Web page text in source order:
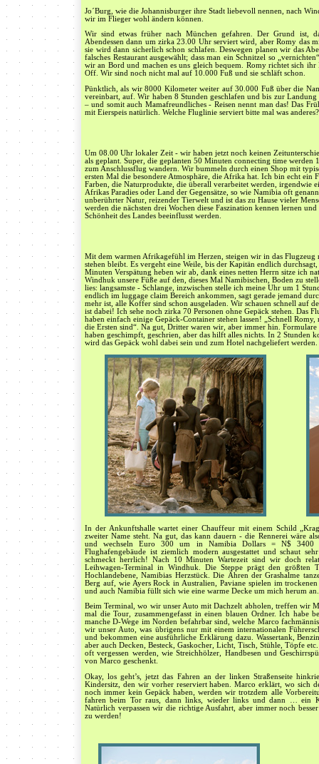
Jo´Burg, wie die Johannisburger ihre Stadt liebevoll nennen, nach
wir im Flieger wohl ändern können.
Wir sind etwas früher nach München gefahren. Der Grund ist,
Abendessen dann um zirka 23.00 Uhr serviert wird, aber Romy das
sie wird dann sicherlich schon schlafen. Deswegen planen wir das
falsches Restaurant ausgewählt; dass man ein Schnitzel so
wir an Bord und machen es uns gleich bequem. Romy richtet sich
Off. Wir sind noch nicht mal auf 10.000 Fuß und sie schläft schon.
Pünktlich, als wir 8000 Kilometer weiter auf 30.000 Fuß über die
vereinbart, auf. Wir haben 8 Stunden geschlafen und bis zur
– und somit auch Mamafreundliches - Reisen nennt man das! Das
mit Eierspeis natürlich. Welche Fluglinie serviert bitte mal was
Um 08.00 Uhr lokaler Zeit - wir haben jetzt noch keinen
als geplant. Super, die geplanten 50 Minuten connecting time werden
zum Anschlussflug wandern. Wir bummeln durch einen Shop mit
ersten Mal die besondere Atmosphäre, die Afrika hat. Ich bin echt ein
Farben, die Naturprodukte, die überall verarbeitet werden, irgendwie
Afrikas Paradies oder Land der Gegensätze, so wie Namibia oft
unberührter Natur, reizender Tierwelt und ist das zu Hause vieler
werden die nächsten drei Wochen diese Faszination kennen lernen
Schönheit des Landes beeinflusst werden.
Mit dem warmen Afrikagefühl im Herzen, steigen wir in das Flugzeug
stehen bleibt. Es vergeht eine Weile, bis der Kapitän endlich
Minuten Verspätung heben wir ab, dank eines netten Herrn sitze ich
Windhuk unsere Füße auf den, dieses Mal Namibischen, Boden zu
lies: langsamste - Schlange, inzwischen stelle ich meine Uhr um 1
endlich im luggage claim Bereich ankommen, sagt gerade jemand
mehr ist, alle Koffer sind schon ausgeladen. Wir schauen schnell auf
ist dabei! Ich sehe noch zirka 70 Personen ohne Gepäck stehen. Das
haben einfach einige Gepäck-Container stehen lassen! „Schnell
die Ersten sind“. Na gut, Dritter waren wir, aber immer hin.
haben geschimpft, geschrien, aber das hilft alles nichts. In 2 Stunden
wird das Gepäck wohl dabei sein und zum Hotel nachgeliefert werden.
In der Ankunftshalle wartet einer Chauffeur mit einem Schild
zweiter Name steht. Na gut, das kann dauern - die Rennerei wäre
und wechseln Euro 300 um in Namibia Dollars = N$ 3400
Flughafengebäude ist ziemlich modern ausgestattet und schaut
schmeckt herrlich! Nach 10 Minuten Wartezeit sind wir doch
Leihwagen-Terminal in Windhuk. Die Steppe prägt den größten
Hochlandebene, Namibias Herzstück. Die Ähren der Grashalme
Berg auf, wie Ayers Rock in Australien, Paviane spielen im
und auch Namibia füllt sich wie eine warme Decke um mich herum an.
Beim Terminal, wo wir unser Auto mit Dachzelt abholen, treffen wir
mal die Tour, zusammengefasst in einen blauen Ordner. Ich habe
manche D-Wege im Norden befahrbar sind, welche Marco
wir unser Auto, was übrigens nur mit einem internationalen
und bekommen eine ausführliche Erklärung dazu. Wassertank,
aber auch Decken, Besteck, Gaskocher, Licht, Tisch, Stühle, Töpfe
oft vergessen werden, wie Streichhölzer, Handbesen und
von Marco geschenkt.
Okay, los geht’s, jetzt das Fahren an der linken Straßenseite
Kindersitz, den wir vorher reserviert haben. Marco erklärt, wo sich
noch immer kein Gepäck haben, werden wir trotzdem alle
fahren beim Tor raus, dann links, wieder links und dann … ein
Natürlich verpassen wir die richtige Ausfahrt, aber immer noch
zu werden!